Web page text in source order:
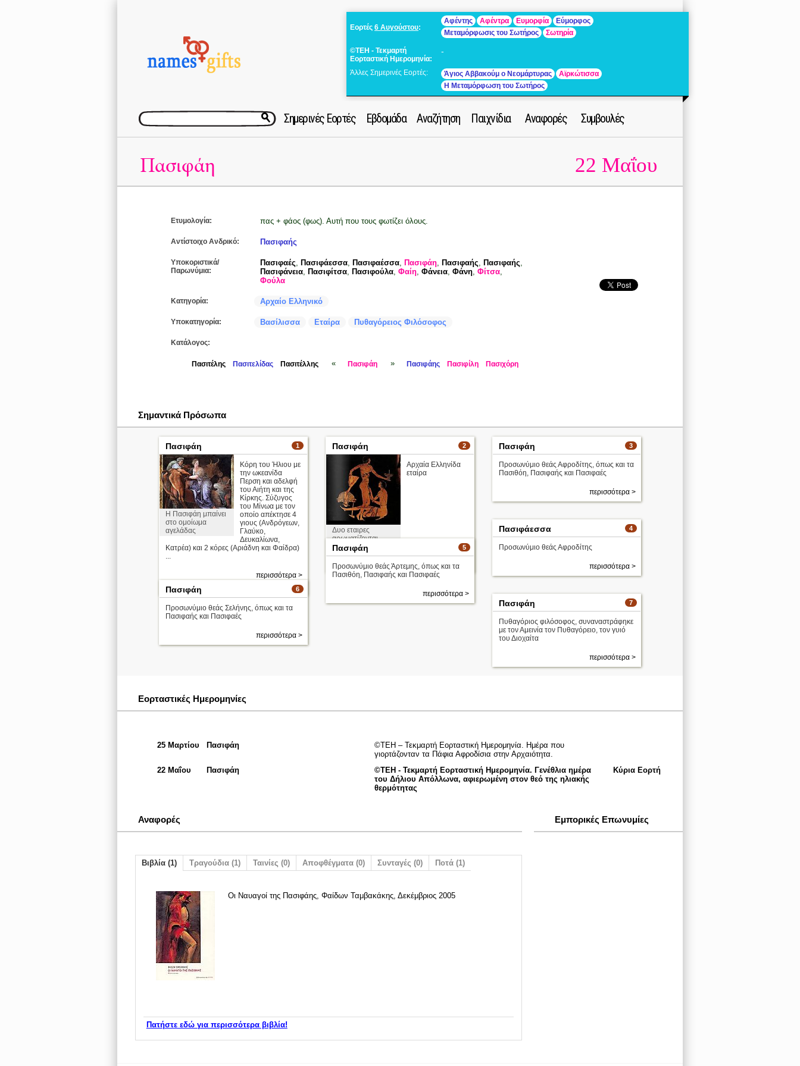
Εορτές 6 Αυγούστου:
Αφέντης Αφέντρα Ευμορφία
Εύμορφος
Μεταμόρφωσις του Σωτήρος
Σωτηρία
©ΤΕΗ - Τεκμαρτή
Εορταστική Ημερομηνία:
-
Άλλες Σημερινές Εορτές: Άγιος Αββακούμ ο Νεομάρτυρας
Αϊρκώτισσα
Η Μεταμόρφωση του Σωτήρος
Σημερινές Εορτές Εβδομάδα Αναζήτηση Παιχνίδια Αναφορές Συμβουλές
Πασιφάη 22 Μαΐου
Ετυμολογία: πας + φάος (φως). Αυτή που τους φωτίζει όλους.
Αντίστοιχο Ανδρικό: Πασιφαής
Υποκοριστικά/
Παρωνύμια:
Πασιφαές, Πασιφάεσσα, Πασιφαέσσα, Πασιφάη, Πασιφαής, Πασιφαής,
Πασιφάνεια, Πασιφίτσα, Πασιφούλα, Φαίη, Φάνεια, Φάνη, Φίτσα,
Φούλα
Κατηγορία: Αρχαίο Ελληνικό
Υποκατηγορία: Βασίλισσα Εταίρα Πυθαγόρειος Φιλόσοφος
Κατάλογος:
Πασιτέλης Πασιτελίδας Πασιτέλλης « Πασιφάη » Πασιφάης Πασιφίλη Πασιχόρη
Σημαντικά Πρόσωπα
1
Πασιφάη
Η Πασιφάη μπαίνει
στο ομοίωμα
αγελάδας
Κόρη του Ήλιου με
την ωκεανίδα
Περση και αδελφή
του Αιήτη και της
Κίρκης. Σύζυγος
του Μίνωα με τον
οποίο απέκτησε 4
γιους (Ανδρόγεων,
Γλαύκο,
Δευκαλίωνα,
Κατρέα) και 2 κόρες (Αριάδνη και Φαίδρα)
...
περισσότερα >
22 Μαΐου
2
Πασιφάη
Δυο εταιρες
αρωματίζονται
Αρχαία Ελληνίδα
εταίρα
περισσότερα >
25 Μαρτίου
3
Πασιφάη
Προσωνύμιο θεάς Αφροδίτης, όπως και τα
Πασιθόη, Πασιφαής και Πασιφαές
περισσότερα >
4
Πασιφάεσσα
Προσωνύμιο θεάς Αφροδίτης
περισσότερα >
5
Πασιφάη
Προσωνύμιο θεάς Άρτεμης, όπως και τα
Πασιθόη, Πασιφαής και Πασιφαές
περισσότερα >
6
Πασιφάη
Προσωνύμιο θεάς Σελήνης, όπως και τα
Πασιφαής και Πασιφαές
περισσότερα >
7
Πασιφάη
Πυθαγόριος φιλόσοφος, συναναστράφηκε
με τον Αμεινία τον Πυθαγόρειο, τον γυιό
του Διοχαίτα
περισσότερα >
Εορταστικές Ημερομηνίες
25 Μαρτίου Πασιφάη
©ΤΕΗ – Τεκμαρτή Εορταστική Ημερομηνία. Ημέρα που
γιορτάζονταν τα Πάφια Αφροδίσια στην Αρχαιότητα.
22 Μαΐου
Πασιφάη
©ΤΕΗ - Τεκμαρτή Εορταστική Ημερομηνία. Γενέθλια ημέρα
του Δήλιου Απόλλωνα, αφιερωμένη στον θεό της ηλιακής
θερμότητας
Κύρια Εορτή
Εμπορικές Επωνυμίες
Αναφορές
Βιβλία (1) Τραγούδια (1) Ταινίες (0) Αποφθέγματα (0) Συνταγές (0) Ποτά (1)
Οι Ναυαγοί της Πασιφάης, Φαίδων Ταμβακάκης, Δεκέμβριος 2005
Πατήστε εδώ για περισσότερα βιβλία!